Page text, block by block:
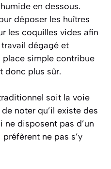
en dessous.
déposer les huîtres
les coquilles vides afin
dégagé et
place simple contribue
donc plus sûr.
soit la voie
noter qu’il existe des
disposent pas d’un
ne pas s’y